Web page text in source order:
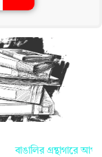
বাঙালির গ্রন্থাগারে